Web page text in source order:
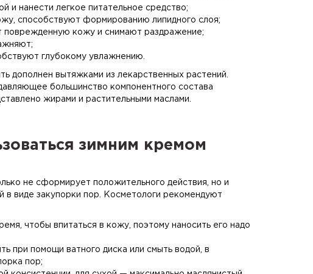
и нанести легкое питательное средство;
способствуют формированию липидного слоя;
поврежденную кожу и снимают раздражение;
глубокому увлажнению.
дополнен вытяжками из лекарственных растений.
большинство компонентного состава
жирами и растительными маслами.
зимним кремом
не сформирует положительного действия, но и
в виде закупорки пор. Косметологи рекомендуют
чтобы впитаться в кожу, поэтому наносить его надо
при помощи ватного диска или смыть водой, в
пор;